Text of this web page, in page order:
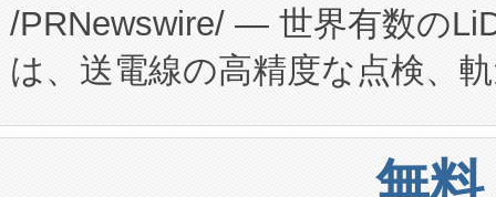
プログラムには、施設設計・
に関する技術移転および知的
構造化トレーニングカリキュ
上げおよび商用化段階におけ
た。 Voltaiq独自のAI搭載プラ
定、統合、導入、運用に至る
安全性を追跡し、確保する事
増加しているデータセンター
/PRNewswire/ — 世界有数の
は、送電線の高精度な点検、
や穀物倉庫におけるバルク材
リューション「Avia 2」を発
無